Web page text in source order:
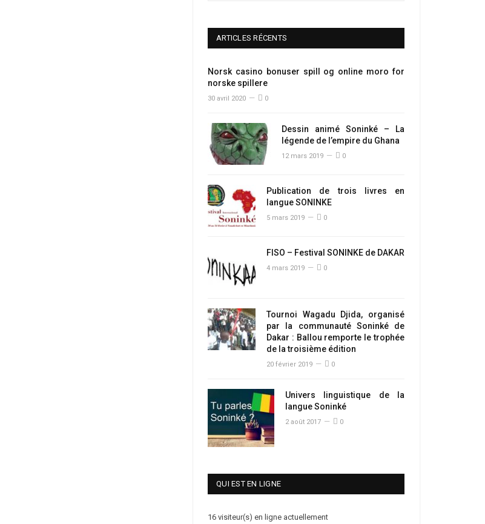
ARTICLES RÉCENTS
Norsk casino bonuser spill og online moro for
norske spillere
30 avril 2020 0
Dessin animé Soninké – La
légende de l’empire du Ghana
12 mars 2019 0
Publication de trois livres en
langue SONINKE
5 mars 2019 0
FISO – Festival SONINKE de DAKAR
4 mars 2019 0
Tournoi Wagadu Djida, organisé
par la communauté Soninké de
Dakar : Ballou remporte le trophée
de la troisième édition
20 février 2019 0
Univers linguistique de la
langue Soninké
2 août 2017 0
QUI EST EN LIGNE
16 visiteur(s) en ligne actuellement